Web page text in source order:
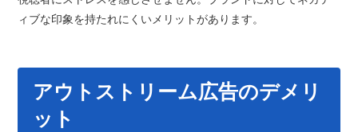
ィブな印象を持たれにくいメリットがあります。
アウトストリーム広告のデメリ
ット